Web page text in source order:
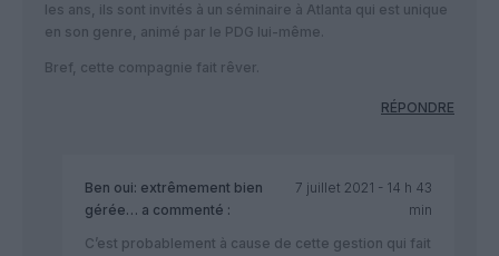
les ans, ils sont invités à un séminaire à Atlanta qui est unique
en son genre, animé par le PDG lui-même.
Bref, cette compagnie fait rêver.
RÉPONDRE
Ben oui: extrêmement bien
gérée… a commenté :
7 juillet 2021 - 14 h 43
min
C’est probablement à cause de cette gestion qui fait